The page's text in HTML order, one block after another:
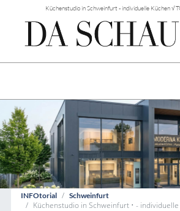
Küchenstudio in Schweinfurt - individuelle Küchen √
INFOtorial Schweinfurt
Küchenstudio in Schweinfurt • - individuelle